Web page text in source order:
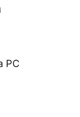
PC